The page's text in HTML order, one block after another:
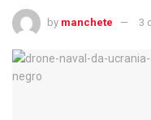
by manchete 3